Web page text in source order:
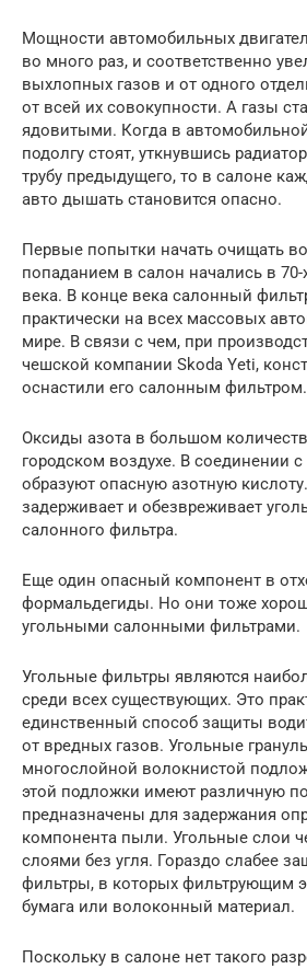
Мощности автомобильных
во много раз, и соответственно
выхлопных газов и от одного
от всей их совокупности. А газы
ядовитыми. Когда в
подолгу стоят, уткнувшись
трубу предыдущего, то в салоне
авто дышать становится опасно.
Первые попытки начать очищать
попаданием в салон начались в 70-
века. В конце века салонный
практически на всех массовых
мире. В связи с чем, при
чешской компании Skoda Yeti,
оснастили его салонным фильтром.
Оксиды азота в большом
городском воздухе. В соединении
образуют опасную азотную
задерживает и обезвреживает
салонного фильтра.
Еще один опасный компонент в
формальдегиды. Но они тоже
угольными салонными фильтрами.
Угольные фильтры являются
среди всех существующих. Это
единственный способ защиты
от вредных газов. Угольные
многослойной волокнистой
этой подложки имеют различную
предназначены для задержания
компонента пыли. Угольные слои
слоями без угля. Гораздо слабее
фильтры, в которых фильтрующим
бумага или волоконный материал.
Поскольку в салоне нет такого